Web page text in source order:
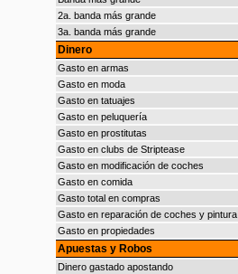
2a. banda más grande
3a. banda más grande
Dinero
Gasto en armas
Gasto en moda
Gasto en tatuajes
Gasto en peluquería
Gasto en prostitutas
Gasto en clubs de Striptease
Gasto en modificación de coches
Gasto en comida
Gasto total en compras
Gasto en reparación de coches y pintura
Gasto en propiedades
Apuestas y Robos
Dinero gastado apostando